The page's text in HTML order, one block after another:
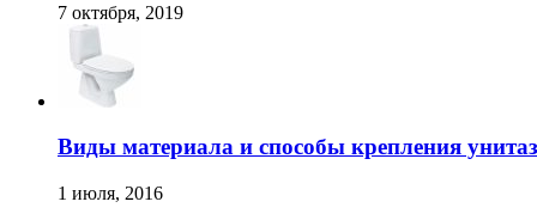
7 октября, 2019
Виды материала и способы крепления
1 июля, 2016